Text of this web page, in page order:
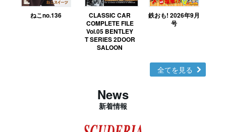
ねこno.136
CLASSIC CAR
COMPLETE FILE
Vol.05 BENTLEY
T SERIES 2DOOR
SALOON
鉄おも! 2026年9月
号
全てを見る
News
新着情報